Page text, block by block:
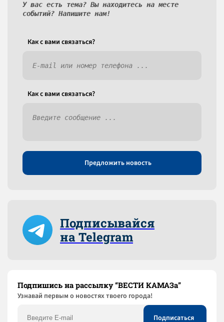
У вас есть тема? Вы находитесь на месте
событий? Напишите нам!
Как c вами связаться?
Как c вами связаться?
Предложить новость
Подписывайся
на Telegram
Подпишись на рассылку “ВЕСТИ КАМАЗа”
Узнaвай первым о новостях твоего города!